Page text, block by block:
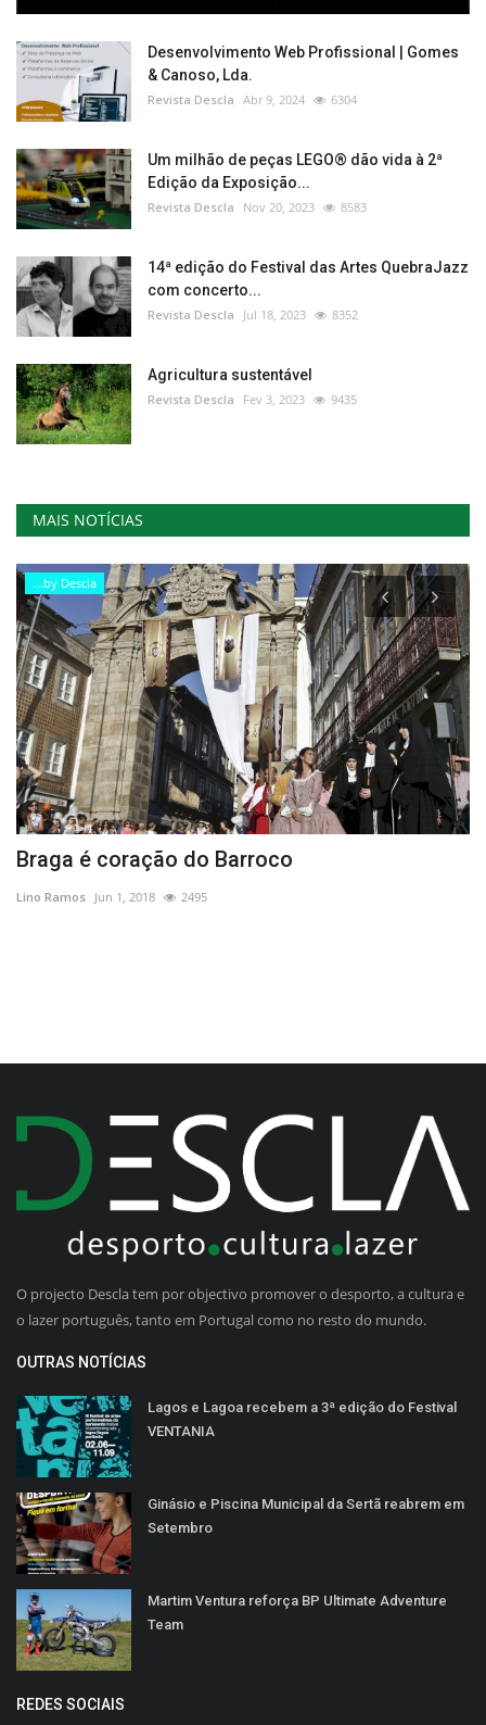
Desenvolvimento Web Profissional | Gomes
& Canoso, Lda.
Revista Descla Abr 9, 2024 6304
Um milhão de peças LEGO® dão vida à 2ª
Edição da Exposição...
Revista Descla Nov 20, 2023 8583
14ª edição do Festival das Artes QuebraJazz
com concerto...
Revista Descla Jul 18, 2023 8352
Agricultura sustentável
Revista Descla Fev 3, 2023 9435
MAIS NOTÍCIAS
...by Descla
Braga é coração do Barroco
Lino Ramos Jun 1, 2018 2495
O projecto Descla tem por objectivo promover o desporto, a cultura e
o lazer português, tanto em Portugal como no resto do mundo.
OUTRAS NOTÍCIAS
Lagos e Lagoa recebem a 3ª edição do Festival
VENTANIA
Ginásio e Piscina Municipal da Sertã reabrem em
Setembro
Martim Ventura reforça BP Ultimate Adventure
Team
REDES SOCIAIS